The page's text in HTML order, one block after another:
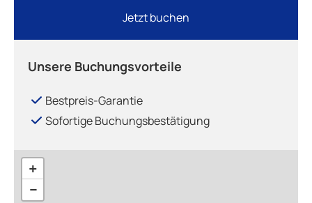
Jetzt buchen
Unsere Buchungsvorteile
Bestpreis-Garantie
Sofortige Buchungsbestätigung
+
−